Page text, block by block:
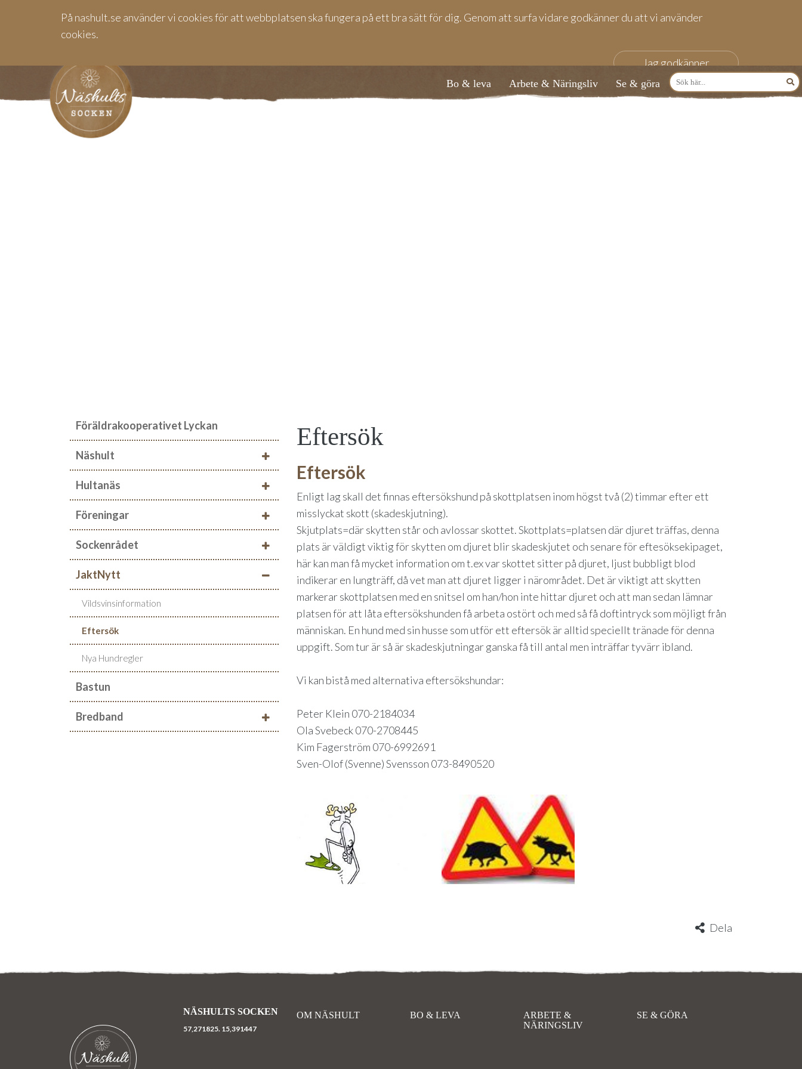
På nashult.se använder vi cookies för att webbplatsen ska fungera på ett bra sätt för dig. Genom att surfa vidare godkänner du att vi använder
cookies.
Jag godkänner
Bo & leva Arbete & Näringsliv Se & göra
Föräldrakooperativet Lyckan
Näshult
Hultanäs
Föreningar
Sockenrådet
JaktNytt
Vildsvinsinformation
Eftersök
Nya Hundregler
Bastun
Bredband
Eftersök
Eftersök
Enligt lag skall det finnas eftersökshund på skottplatsen inom högst två (2) timmar efter ett
misslyckat skott (skadeskjutning).
Skjutplats=där skytten står och avlossar skottet. Skottplats=platsen där djuret träffas, denna
plats är väldigt viktig för skytten om djuret blir skadeskjutet och senare för eftesöksekipaget,
här kan man få mycket information om t.ex var skottet sitter på djuret, ljust bubbligt blod
indikerar en lungträff, då vet man att djuret ligger i närområdet. Det är viktigt att skytten
markerar skottplatsen med en snitsel om han/hon inte hittar djuret och att man sedan lämnar
platsen för att låta eftersökshunden få arbeta ostört och med så få doftintryck som möjligt från
människan. En hund med sin husse som utför ett eftersök är alltid speciellt tränade för denna
uppgift. Som tur är så är skadeskjutningar ganska få till antal men inträffar tyvärr ibland.
Vi kan bistå med alternativa eftersökshundar:
Peter Klein 070-2184034
Ola Svebeck 070-2708445
Kim Fagerström 070-6992691
Sven-Olof (Svenne) Svensson 073-8490520
Dela
NÄSHULTS SOCKEN
57,271825. 15,391447
OM NÄSHULT BO & LEVA
ARBETE &
NÄRINGSLIV
SE & GÖRA